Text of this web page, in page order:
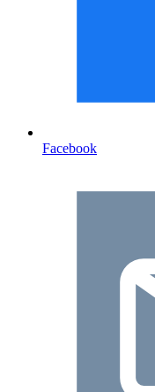
Facebook